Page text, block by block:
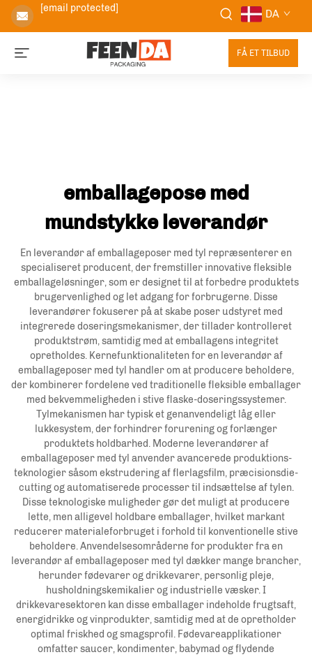
[email protected] DA
FÅ ET TILBUD
emballagepose med
mundstykke leverandør
En leverandør af emballageposer med tyl repræsenterer en
specialiseret producent, der fremstiller innovative fleksible
emballageløsninger, som er designet til at forbedre produktets
brugervenlighed og let adgang for forbrugerne. Disse
leverandører fokuserer på at skabe poser udstyret med
integrerede doseringsmekanismer, der tillader kontrolleret
produktstrøm, samtidig med at emballagens integritet
opretholdes. Kernefunktionaliteten for en leverandør af
emballageposer med tyl handler om at producere beholdere,
der kombinerer fordelene ved traditionelle fleksible emballager
med bekvemmeligheden i stive flaske-doseringssystemer.
Tylmekanismen har typisk et genanvendeligt låg eller
lukkesystem, der forhindrer forurening og forlænger
produktets holdbarhed. Moderne leverandører af
emballageposer med tyl anvender avancerede produktions-
teknologier såsom ekstrudering af flerlagsfilm, præcisionsdie-
cutting og automatiserede processer til indsættelse af tylen.
Disse teknologiske muligheder gør det muligt at producere
lette, men alligevel holdbare emballager, hvilket markant
reducerer materialeforbruget i forhold til konventionelle stive
beholdere. Anvendelsesområderne for produkter fra en
leverandør af emballageposer med tyl dækker mange brancher,
herunder fødevarer og drikkevarer, personlig pleje,
husholdningskemikalier og industrielle væsker. I
drikkevaresektoren kan disse emballager indeholde frugtsaft,
energidrikke og vinprodukter, samtidig med at de opretholder
optimal friskhed og smagsprofil. Fødevareapplikationer
omfatter saucer, kondimenter, babymad og flydende